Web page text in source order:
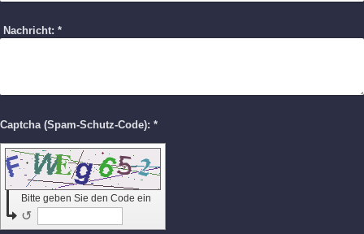
Nachricht: *
Captcha (Spam-Schutz-Code): *
Bitte geben Sie den Code ein
↺